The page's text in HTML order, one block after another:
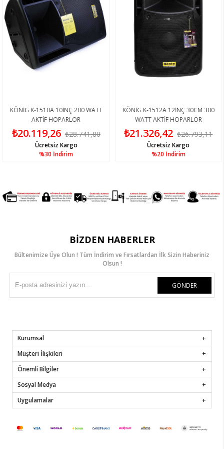
K-1510A 10İNÇ 200 WATT
AKTİF HOPARLOR
₺28.741,80
İndirim
Ücretsiz Kargo
KÖNİG K-1512A 12İNÇ 30CM 300
WATT AKTİF HOPARLÖR
₺21.326,42 ₺26.793,11
İndirim
Ücretsiz Kargo
BIZDEN HABERLER
Bültenimize Üye Olun ! Tüm İndirim ve Fırsatlardan İlk Sizin Haberiniz
Olsun !
GÖNDER
Kurumsal
Müşteri İlişkileri
Önemli Bilgiler
Sosyal Medya
Uygulamalar